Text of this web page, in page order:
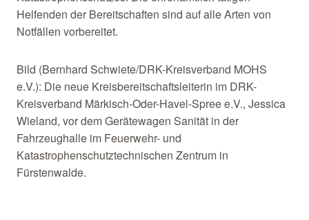
Helfenden der Bereitschaften sind auf alle Arten von
Notfällen vorbereitet.
Bild (Bernhard Schwiete/DRK-Kreisverband MOHS
e.V.): Die neue Kreisbereitschaftsleiterin im DRK-
Kreisverband Märkisch-Oder-Havel-Spree e.V., Jessica
Wieland, vor dem Gerätewagen Sanität in der
Fahrzeughalle im Feuerwehr- und
Katastrophenschutztechnischen Zentrum in
Fürstenwalde.